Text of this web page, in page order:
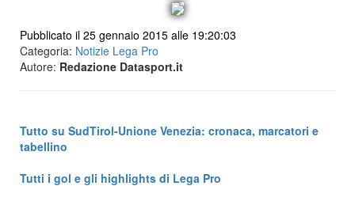
Pubblicato il 25 gennaio 2015 alle 19:20:03
Categoria: Notizie Lega Pro
Autore: Redazione Datasport.it
Tutto su SudTirol-Unione Venezia: cronaca, marcatori e
tabellino
Tutti i gol e gli highlights di Lega Pro